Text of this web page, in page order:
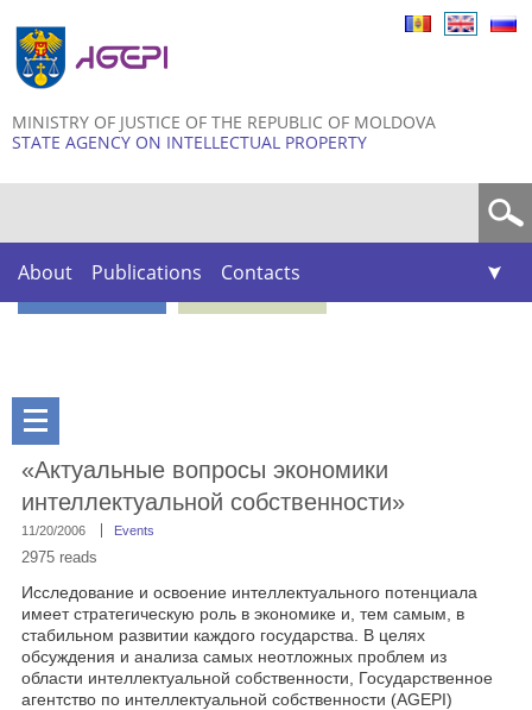
MINISTRY OF JUSTICE OF THE REPUBLIC OF MOLDOVA
STATE AGENCY ON INTELLECTUAL PROPERTY
About Publications Contacts
«Актуальные вопросы экономики
интеллектуальной собственности»
11/20/2006 Events
Исследование и освоение интеллектуального потенциала
имеет стратегическую роль в экономике и, тем самым, в
стабильном развитии каждого государства. В целях
обсуждения и анализа самых неотложных проблем из
области интеллектуальной собственности, Государственное
агентство по интеллектуальной собственности (AGEPI)
2975 reads